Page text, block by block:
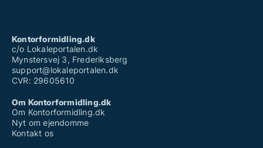
Kontorformidling.dk
c/o Lokaleportalen.dk
Mynstersvej 3, Frederiksberg
support@lokaleportalen.dk
CVR: 29605610
Om Kontorformidling.dk
Om Kontorformidling.dk
Nyt om ejendomme
Kontakt os